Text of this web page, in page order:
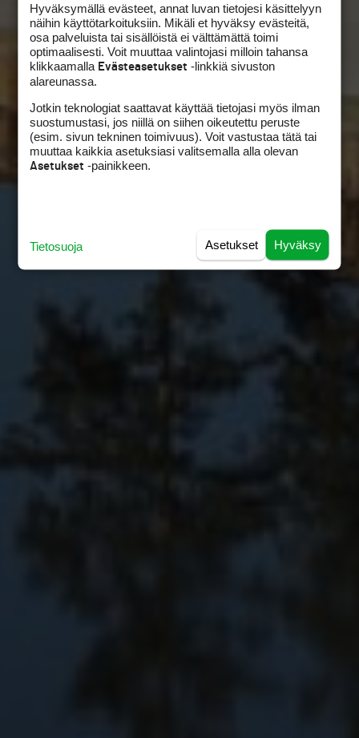
Hyväksymällä evästeet, annat luvan tietojesi käsittelyyn
näihin käyttötarkoituksiin. Mikäli et hyväksy evästeitä,
osa palveluista tai sisällöistä ei välttämättä toimi
optimaalisesti. Voit muuttaa valintojasi milloin tahansa
klikkaamalla Evästeasetukset -linkkiä sivuston
alareunassa.
Jotkin teknologiat saattavat käyttää tietojasi myös ilman
suostumustasi, jos niillä on siihen oikeutettu peruste
(esim. sivun tekninen toimivuus). Voit vastustaa tätä tai
muuttaa kaikkia asetuksiasi valitsemalla alla olevan
Asetukset -painikkeen.
Hyväksy
Asetukset
Tietosuoja